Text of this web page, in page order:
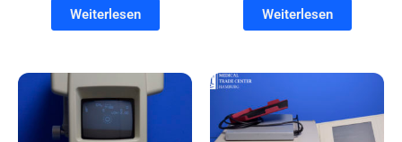
Weiterlesen Weiterlesen